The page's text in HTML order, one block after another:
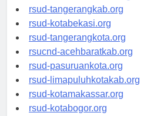
rsud-tangerangkab.org
rsud-kotabekasi.org
rsud-tangerangkota.org
rsucnd-acehbaratkab.org
rsud-pasuruankota.org
rsud-limapuluhkotakab.org
rsud-kotamakassar.org
rsud-kotabogor.org